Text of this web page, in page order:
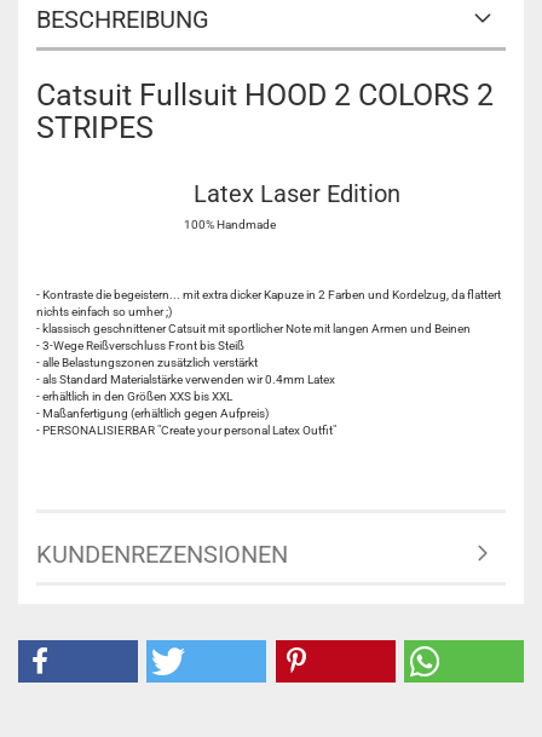
BESCHREIBUNG
Catsuit Fullsuit HOOD 2 COLORS 2
STRIPES
Latex Laser Edition
100% Handmade
- Kontraste die begeistern... mit extra dicker Kapuze in 2 Farben und Kordelzug, da flattert
nichts einfach so umher ;)
- klassisch geschnittener Catsuit mit sportlicher Note mit langen Armen und Beinen
- 3-Wege Reißverschluss Front bis Steiß
- alle Belastungszonen zusätzlich verstärkt
- als Standard Materialstärke verwenden wir 0.4mm Latex
- erhältlich in den Größen XXS bis XXL
- Maßanfertigung (erhältlich gegen Aufpreis)
- PERSONALISIERBAR "Create your personal Latex Outfit"
KUNDENREZENSIONEN